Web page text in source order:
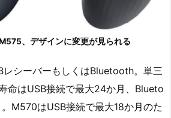
、デザインに変更が見られる
レシーバーもしくはBluetooth。単三
命はUSB接続で最大24か月、Blueto
M570はUSB接続で最大18か月のた